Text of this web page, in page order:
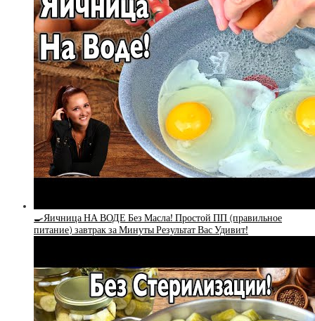
🍳Яичница НА ВОДЕ Без Масла! Простой ПП (правильное
питание) завтрак за Минуты Результат Вас Удивит!